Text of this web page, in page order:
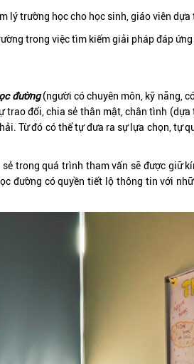
lý trường học cho học sinh, giáo viên
trong việc tìm kiếm giải pháp đáp
đường(người có chuyên môn, kỹ năng,
đổi, chia sẻ thân mật, chân tình
Từ đó có thể tự đưa ra sự lựa chọn, tự
trong quá trình tham vấn sẽ được giữ
đường có quyền tiết lộ thông tin với